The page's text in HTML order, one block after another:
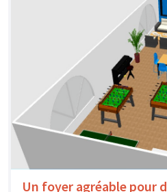
Un foyer agréable pour